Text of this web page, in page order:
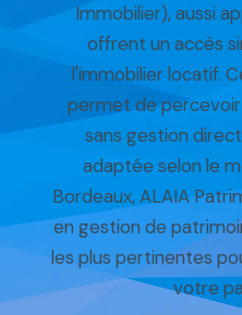
Immobilier), aussi
offrent un accès
l'immobilier locatif.
permet de
sans gestion
adaptée selon le
Bordeaux, ALAIA
en gestion de
les plus pertinentes
votre